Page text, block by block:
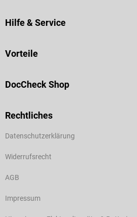
Hilfe & Service
Vorteile
DocCheck Shop
Rechtliches
Datenschutzerklärung
Widerrufsrecht
AGB
Impressum